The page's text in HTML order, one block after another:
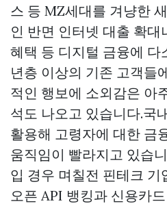
스 등 MZ세대를 겨냥한
인 반면 인터넷 대출 확대
혜택 등 디지털 금융에
년층 이상의 기존 고객들
적인 행보에 소외감은 아
석도 나오고 있습니다.국
활용해 고령자에 대한 금
움직임이 빨라지고 있습
입 경우 며칠전 핀테크 기
오픈 API 뱅킹과 신용카